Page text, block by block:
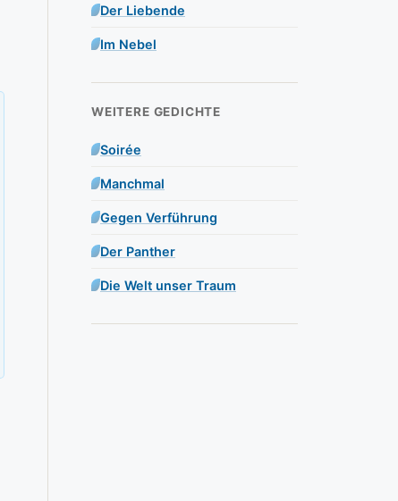
Der Liebende
Im Nebel
WEITERE GEDICHTE
Soirée
Manchmal
Gegen Verführung
Der Panther
Die Welt unser Traum